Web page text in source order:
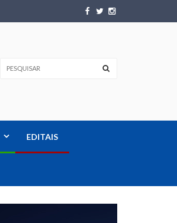
EDITAIS